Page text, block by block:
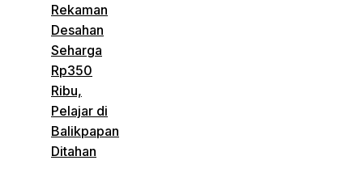
Rekaman
Desahan
Seharga
Rp350
Ribu,
Pelajar di
Balikpapan
Ditahan